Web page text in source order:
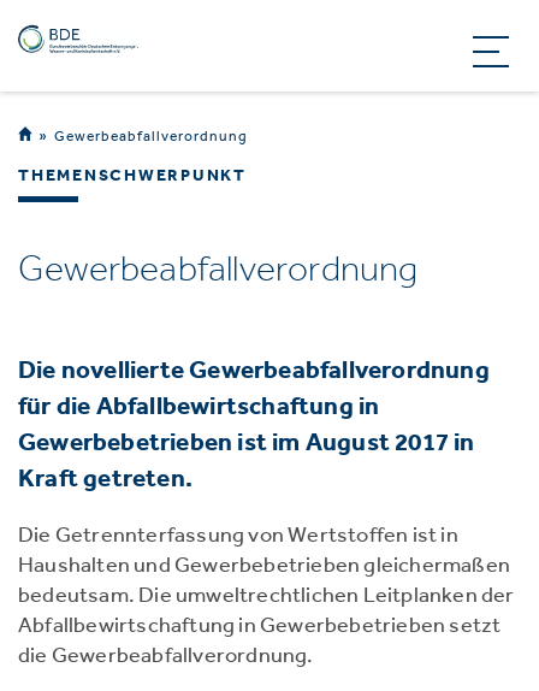
Gewerbeabfallverordnung
THEMENSCHWERPUNKT
Gewerbeabfallverordnung
Die novellierte Gewerbeabfallverordnung
für die Abfallbewirtschaftung in
Gewerbebetrieben ist im August 2017 in
Kraft getreten.
Die Getrennterfassung von Wertstoffen ist in
Haushalten und Gewerbebetrieben gleichermaßen
bedeutsam. Die umweltrechtlichen Leitplanken der
Abfallbewirtschaftung in Gewerbebetrieben setzt
die Gewerbeabfallverordnung.